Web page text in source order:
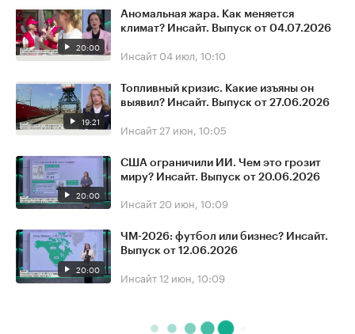
20:00
Аномальная жара. Как меняется
климат? Инсайт. Выпуск от 04.07.2026
Инсайт 04 июл, 10:10
19:21
Топливный кризис. Какие изъяны он
выявил? Инсайт. Выпуск от 27.06.2026
Инсайт 27 июн, 10:05
20:00
США ограничили ИИ. Чем это грозит
миру? Инсайт. Выпуск от 20.06.2026
Инсайт 20 июн, 10:09
20:00
ЧМ-2026: футбол или бизнес? Инсайт.
Выпуск от 12.06.2026
Инсайт12 июн, 10:09